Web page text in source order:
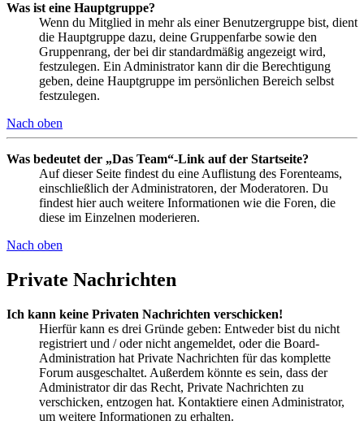
Was ist eine Hauptgruppe?
Wenn du Mitglied in mehr als einer Benutzergruppe bist, dient
die Hauptgruppe dazu, deine Gruppenfarbe sowie den
Gruppenrang, der bei dir standardmäßig angezeigt wird,
festzulegen. Ein Administrator kann dir die Berechtigung
geben, deine Hauptgruppe im persönlichen Bereich selbst
festzulegen.
Nach oben
Was bedeutet der „Das Team“-Link auf der Startseite?
Auf dieser Seite findest du eine Auflistung des Forenteams,
einschließlich der Administratoren, der Moderatoren. Du
findest hier auch weitere Informationen wie die Foren, die
diese im Einzelnen moderieren.
Nach oben
Private Nachrichten
Ich kann keine Privaten Nachrichten verschicken!
Hierfür kann es drei Gründe geben: Entweder bist du nicht
registriert und / oder nicht angemeldet, oder die Board-
Administration hat Private Nachrichten für das komplette
Forum ausgeschaltet. Außerdem könnte es sein, dass der
Administrator dir das Recht, Private Nachrichten zu
verschicken, entzogen hat. Kontaktiere einen Administrator,
um weitere Informationen zu erhalten.